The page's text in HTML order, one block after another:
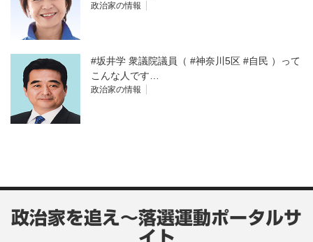
政治家の情報
#坂井学 衆議院議員（ #神奈川5区 #自民 ）って
こんな人です…
政治家の情報
政治家を追え～落選運動ポータルサ
イト